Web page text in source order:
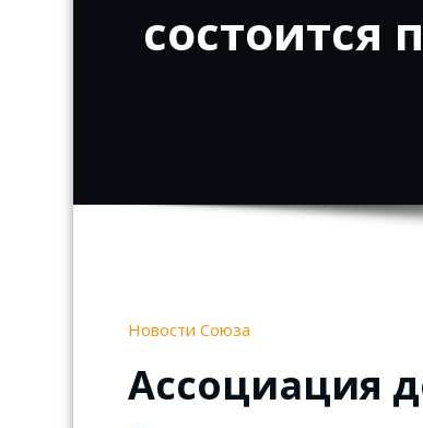
состоится
Новости Союза
Ассоциация